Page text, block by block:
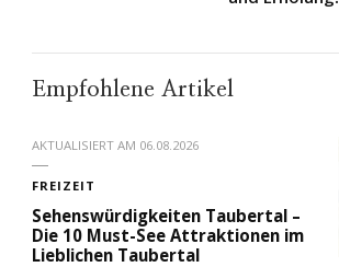
Empfohlene Artikel
AKTUALISIERT AM 06.08.2026
FREIZEIT
Sehenswürdigkeiten Taubertal –
Die 10 Must-See Attraktionen im
Lieblichen Taubertal